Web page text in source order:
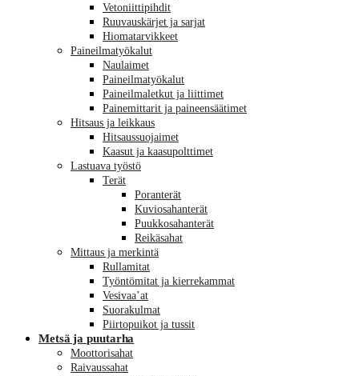
Vetoniittipihdit
Ruuvauskärjet ja sarjat
Hiomatarvikkeet
Paineilmatyökalut
Naulaimet
Paineilmatyökalut
Paineilmaletkut ja liittimet
Painemittarit ja paineensäätimet
Hitsaus ja leikkaus
Hitsaussuojaimet
Kaasut ja kaasupolttimet
Lastuava työstö
Terät
Poranterät
Kuviosahanterät
Puukkosahanterät
Reikäsahat
Mittaus ja merkintä
Rullamitat
Työntömitat ja kierrekammat
Vesivaa’at
Suorakulmat
Piirtopuikot ja tussit
Metsä ja puutarha
Moottorisahat
Raivaussahat